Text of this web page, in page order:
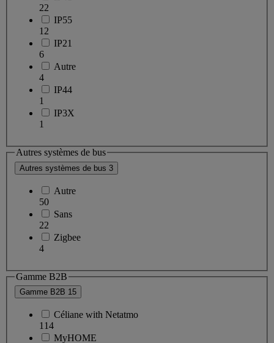
22
IP55
12
IP21
6
Autre
4
IP44
1
IP3X
1
Autres systèmes de bus
Autres systèmes de bus 3
Autre
50
Sans
22
Zigbee
4
Gamme B2B
Gamme B2B 15
Céliane with Netatmo
114
MyHOME